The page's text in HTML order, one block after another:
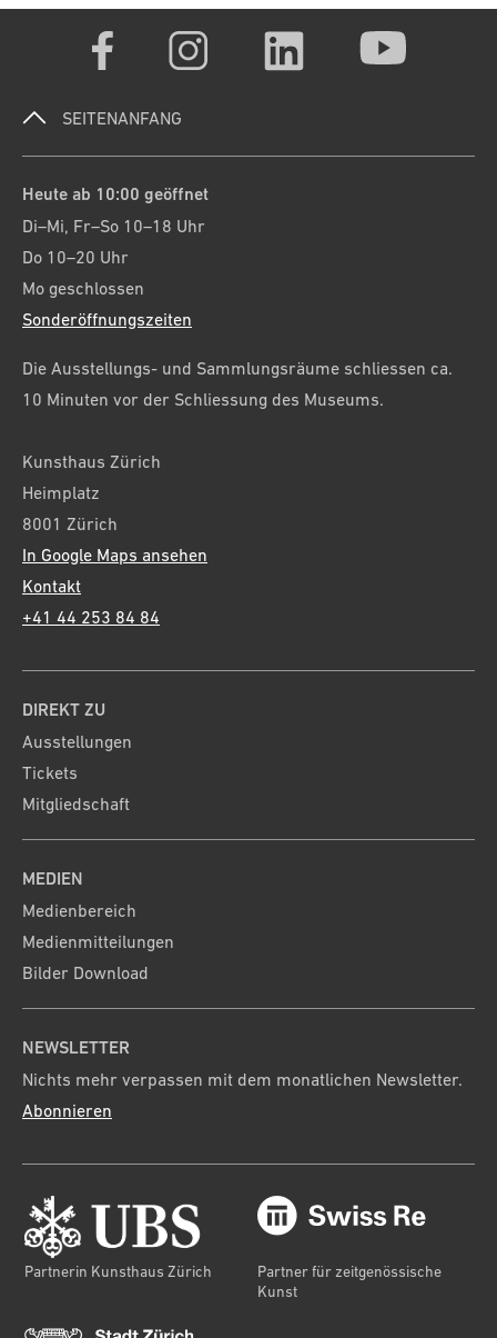
SEITENANFANG
Heute ab 10:00 geöffnet
Di–Mi, Fr–So 10–18 Uhr
Do 10–20 Uhr
Mo geschlossen
Sonderöffnungszeiten
Die Ausstellungs- und Sammlungsräume schliessen ca.
10 Minuten vor der Schliessung des Museums.
Kunsthaus Zürich
Heimplatz
8001 Zürich
In Google Maps ansehen
Kontakt
+41 44 253 84 84
DIREKT ZU
Ausstellungen
Tickets
Mitgliedschaft
MEDIEN
Medienbereich
Medienmitteilungen
Bilder Download
NEWSLETTER
Nichts mehr verpassen mit dem monatlichen Newsletter.
Abonnieren
Partnerin Kunsthaus Zürich
Partner für zeitgenössische
Kunst